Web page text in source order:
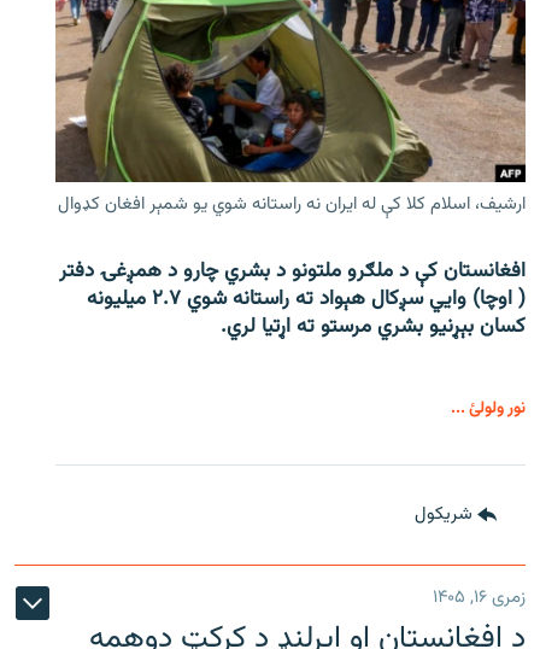
ارشیف، اسلام کلا کې له ایران نه راستانه شوي یو شمېر افغان کډوال
افغانستان کې د ملګرو ملتونو د بشري چارو د همږغۍ دفتر
( اوچا) وايي سږکال هېواد ته راستانه شوي ۲.۷ میلیونه
کسان بېړنیو بشري مرستو ته اړتیا لري.
نور ولولئ ...
شريکول
زمری ۱۶, ۱۴۰۵
د افغانستان او ایرلنډ د کرکټ دوهمه